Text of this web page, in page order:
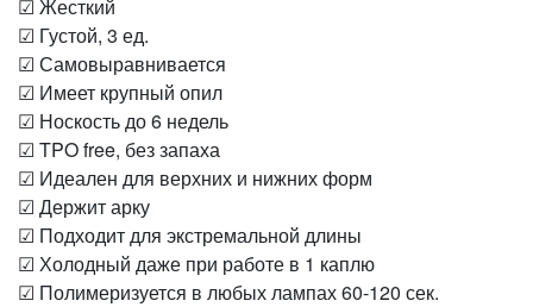
☑ Жесткий
☑ Густой, 3 ед.
☑ Самовыравнивается
☑ Имеет крупный опил
☑ Носкость до 6 недель
☑ TPO free, без запаха
☑ Идеален для верхних и нижних форм
☑ Держит арку
☑ Подходит для экстремальной длины
☑ Холодный даже при работе в 1 каплю
☑ Полимеризуется в любых лампах 60-120 сек.